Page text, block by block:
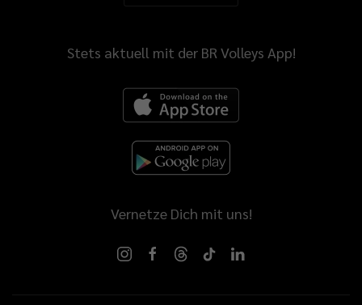
Stets aktuell mit der BR Volleys App!
Vernetze Dich mit uns!